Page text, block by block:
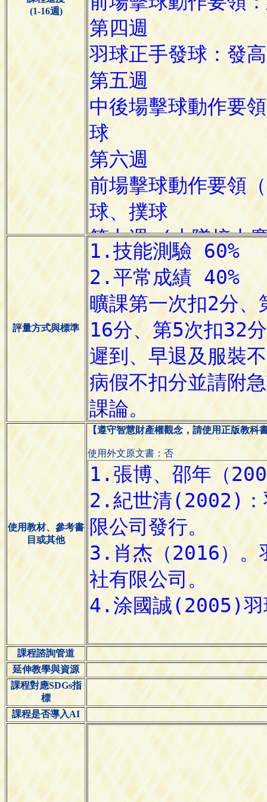
(1-16週)
評量方式與標準
使用教材、參考書
目或其他
【遵守智慧財產權觀念，請使用正版教科
使用外文原文書：否
課程諮詢管道
延伸教學與資源
課程對應SDGs指
標
課程是否導入AI